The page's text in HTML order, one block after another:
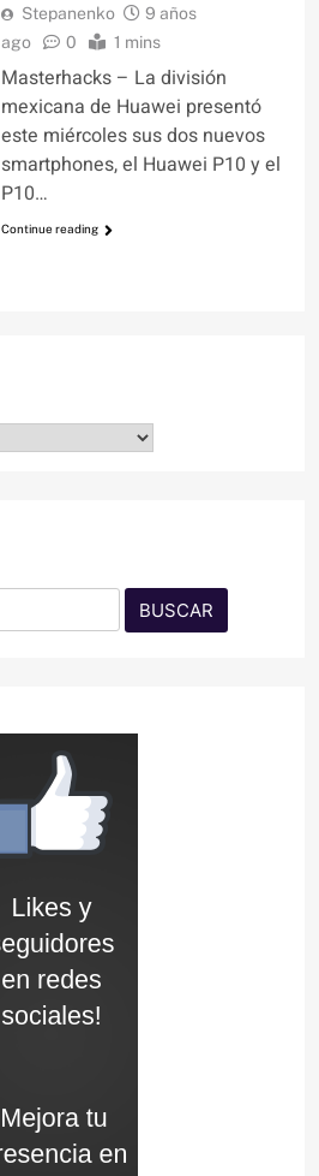
Stepanenko
9 años
ago
0 1 mins
Masterhacks – La división
mexicana de Huawei presentó
este miércoles sus dos nuevos
smartphones, el Huawei P10 y el
P10…
Continue reading